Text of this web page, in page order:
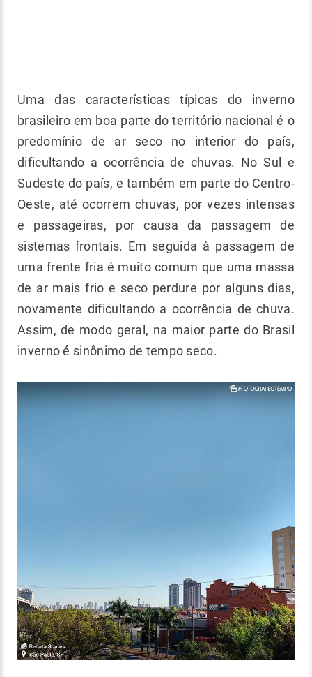
Uma das características típicas do inverno
brasileiro em boa parte do território nacional é o
predomínio de ar seco no interior do país,
dificultando a ocorrência de chuvas. No Sul e
Sudeste do país, e também em parte do Centro-
Oeste, até ocorrem chuvas, por vezes intensas
e passageiras, por causa da passagem de
sistemas frontais. Em seguida à passagem de
uma frente fria é muito comum que uma massa
de ar mais frio e seco perdure por alguns dias,
novamente dificultando a ocorrência de chuva.
Assim, de modo geral, na maior parte do Brasil
inverno é sinônimo de tempo seco.